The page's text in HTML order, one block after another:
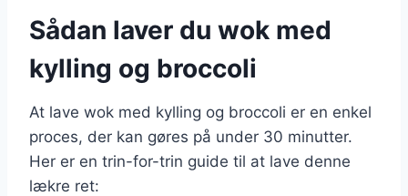
Sådan laver du wok med
kylling og broccoli
At lave wok med kylling og broccoli er en enkel
proces, der kan gøres på under 30 minutter.
Her er en trin-for-trin guide til at lave denne
lækre ret: